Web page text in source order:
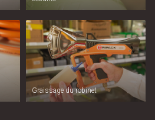
Graissage du robinet